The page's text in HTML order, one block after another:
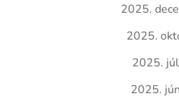
2025.
2025.
2025.
2025.